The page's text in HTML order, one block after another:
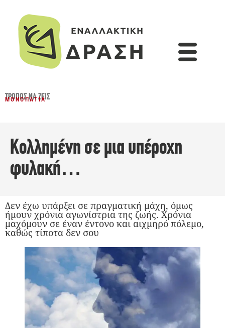
ΤΡΌΠΟΣ ΝΑ ΖΕΙΣ
ΜΟΝΟΠΆΤΙΑ
Κολλημένη σε μια υπέροχη
φυλακή…
Δεν έχω υπάρξει σε πραγματική μάχη, όμως
ήμουν χρόνια αγωνίστρια της ζωής. Χρόνια
μαχόμουν σε έναν έντονο και αιχμηρό πόλεμο,
καθώς τίποτα δεν σου